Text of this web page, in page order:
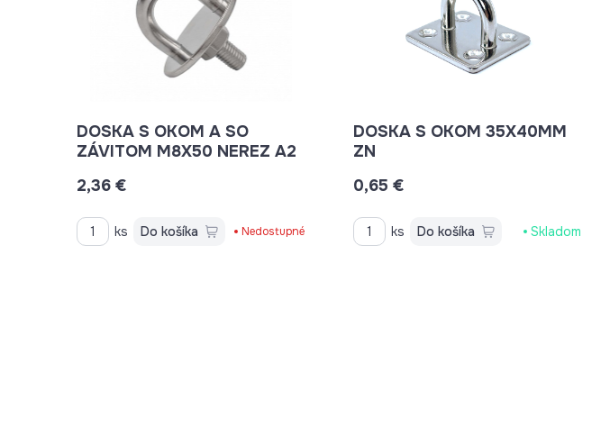
DOSKA S OKOM A SO
ZÁVITOM M8X50 NEREZ A2
2,36 €
ks Do košíka Nedostupné
DOSKA S OKOM 35X40MM
ZN
0,65 €
ks Do košíka Skladom